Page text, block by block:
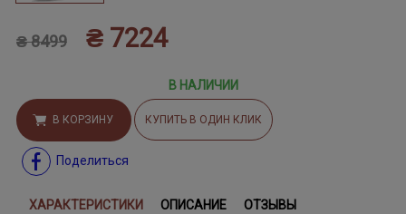
₴ 8499 ₴ 7224
В НАЛИЧИИ
В КОРЗИНУ КУПИТЬ В ОДИН КЛИК
Поделиться
ХАРАКТЕРИСТИКИ ОПИСАНИЕ ОТЗЫВЫ